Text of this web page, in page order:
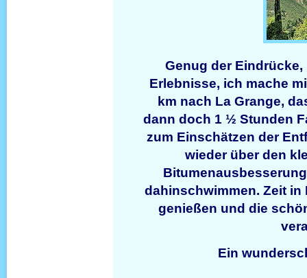
Genug der
Erlebnisse, ich mache
km nach La Grange,
dann doch 1 ½ Stunden
zum Einschätzen der
wieder über den
dahinschwimmen. Zeit in
genießen und die
Ein